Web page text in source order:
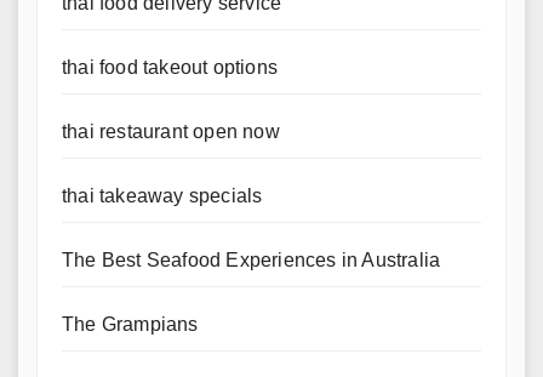
thai food takeout options
thai restaurant open now
thai takeaway specials
The Best Seafood Experiences in Australia
The Grampians